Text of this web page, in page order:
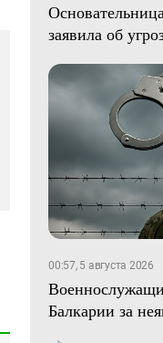
заявила об
00:57, 5 августа 2026
Балкарии за